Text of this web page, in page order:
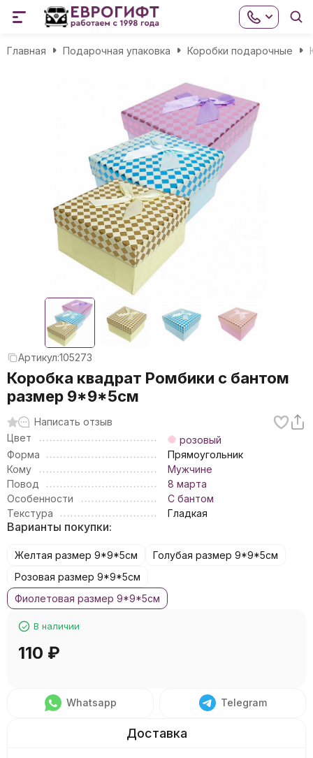
Главная Подарочная упаковка Коробки подарочные
Артикул:105273
Коробка квадрат Ромбики с бантом
размер 9*9*5см
Написать отзыв
Цвет
розовый
Форма
Прямоугольник
Кому
Мужчине
Повод
8 марта
Особенности
С бантом
Текстура
Гладкая
Варианты покупки:
Желтая размер 9*9*5см
Голубая размер 9*9*5см
Розовая размер 9*9*5см
Фиолетовая размер 9*9*5см
В наличии
110 ₽
Whatsapp Telegram